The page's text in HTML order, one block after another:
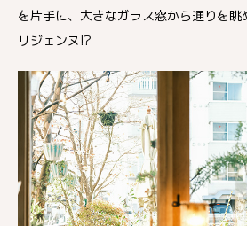
を片手に、大きなガラス窓から通りを
リジェンヌ!?